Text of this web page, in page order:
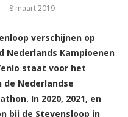
8 maart 2019
verschijnen op
Nederlands Kampioenen
staat voor het
Nederlandse
In 2020, 2021, en
bij de Stevensloop in